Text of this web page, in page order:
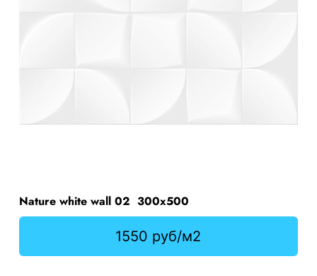
Nature white wall 02 300х500
1550 руб/м2